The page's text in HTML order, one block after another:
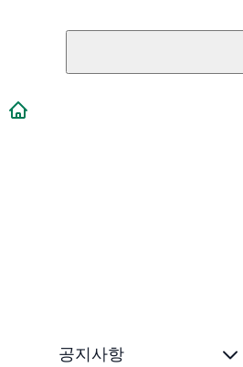
공지사항